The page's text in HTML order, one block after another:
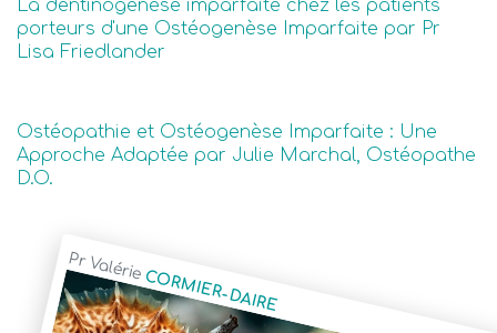
La dentinogenèse imparfaite chez les patients
porteurs d'une Ostéogenèse Imparfaite par Pr
Lisa Friedlander
Ostéopathie et Ostéogenèse Imparfaite : Une
Approche Adaptée par Julie Marchal, Ostéopathe
D.O.
Pr Valérie
CORMIER-DAIRE